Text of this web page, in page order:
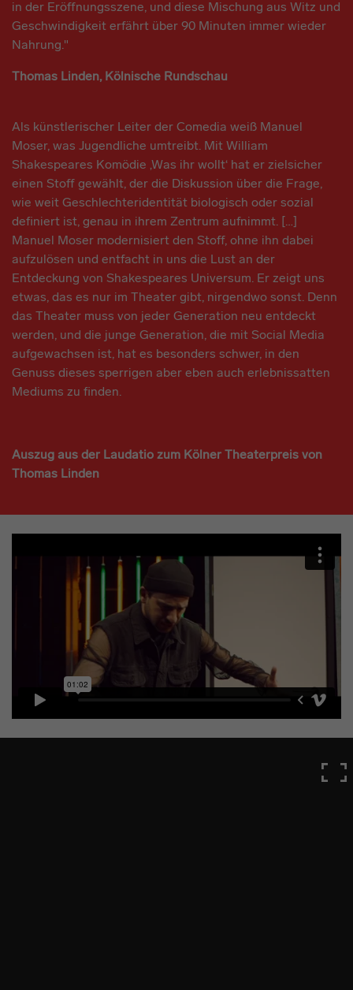
in der Eröffnungsszene, und diese Mischung aus Witz und
Geschwindigkeit erfährt über 90 Minuten immer wieder
Nahrung."
Thomas Linden, Kölnische Rundschau
Als künstlerischer Leiter der Comedia weiß Manuel
Moser, was Jugendliche umtreibt. Mit William
Shakespeares Komödie ‚Was ihr wollt‘ hat er zielsicher
einen Stoff gewählt, der die Diskussion über die Frage,
wie weit Geschlechteridentität biologisch oder sozial
definiert ist, genau in ihrem Zentrum aufnimmt. […]
Manuel Moser modernisiert den Stoff, ohne ihn dabei
aufzulösen und entfacht in uns die Lust an der
Entdeckung von Shakespeares Universum. Er zeigt uns
etwas, das es nur im Theater gibt, nirgendwo sonst. Denn
das Theater muss von jeder Generation neu entdeckt
werden, und die junge Generation, die mit Social Media
aufgewachsen ist, hat es besonders schwer, in den
Genuss dieses sperrigen aber eben auch erlebnissatten
Mediums zu finden.
Auszug aus der Laudatio zum Kölner Theaterpreis von
Thomas Linden